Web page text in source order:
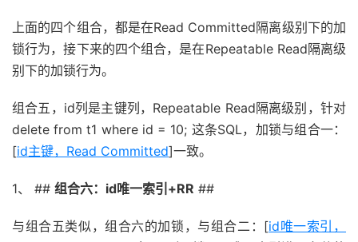
上面的四个组合，都是在Read Committed隔离级别下的加
锁行为，接下来的四个组合，是在Repeatable Read隔离级
别下的加锁行为。
组合五，id列是主键列，Repeatable Read隔离级别，针对
delete from t1 where id = 10; 这条SQL，加锁与组合一：
[id主键，Read Committed]一致。
1、 ## 组合六：id唯一索引+RR ##
与组合五类似，组合六的加锁，与组合二：[id唯一索引，